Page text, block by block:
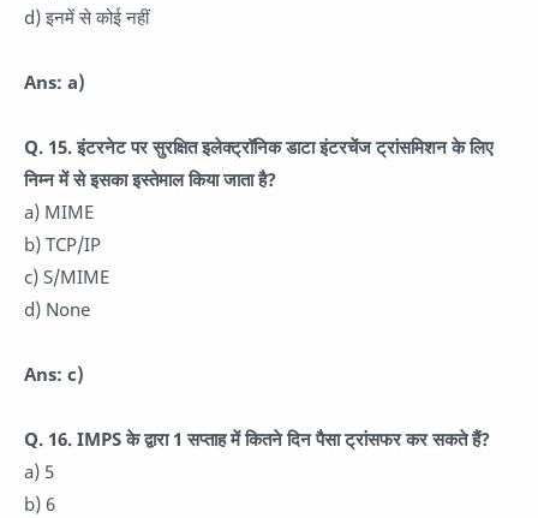
d) इनमें से कोई नहीं
Ans: a)
Q. 15. इंटरनेट पर सुरक्षित इलेक्ट्रॉनिक डाटा इंटरचेंज ट्रांसमिशन के लिए
निम्न में से इसका इस्तेमाल किया जाता है?
a) MIME
b) TCP/IP
c) S/MIME
d) None
Ans: c)
Q. 16. IMPS के द्वारा 1 सप्ताह में कितने दिन पैसा ट्रांसफर कर सकते हैं?
a) 5
b) 6